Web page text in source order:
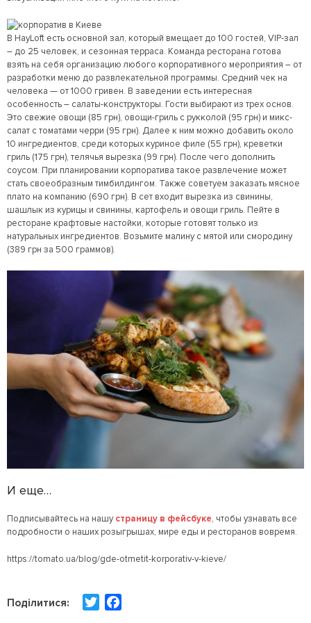
В HayLoft есть основной зал, который вмещает до 100 гостей, VIP-зал
– до 25 человек, и сезонная терраса. Команда ресторана готова
взять на себя организацию любого корпоративного мероприятия – от
разработки меню до развлекательной программы. Средний чек на
человека — от 1000 гривен. В заведении есть интересная
особенность – салаты-конструкторы. Гости выбирают из трех основ.
Это свежие овощи (85 грн), овощи-гриль с рукколой (95 грн) и микс-
салат с томатами черри (95 грн). Далее к ним можно добавить около
10 ингредиентов, среди которых куриное филе (55 грн), креветки
гриль (175 грн), телячья вырезка (99 грн). После чего дополнить
соусом. При планировании корпоратива такое развлечение может
стать своеобразным тимбилдингом. Также советуем заказать мясное
плато на компанию (690 грн). В сет входит вырезка из свинины,
шашлык из курицы и свинины, картофель и овощи гриль. Пейте в
ресторане крафтовые настойки, которые готовят только из
натуральных ингредиентов. Возьмите малину с мятой или смородину
(389 грн за 500 граммов).
И еще…
Подписывайтесь на нашустраницу в фейсбуке, чтобы узнавать все
подробности о наших розыгрышах, мире еды и ресторанов вовремя.
https://tomato.ua/blog/gde-otmetit-korporativ-v-kieve/
Поділитися: